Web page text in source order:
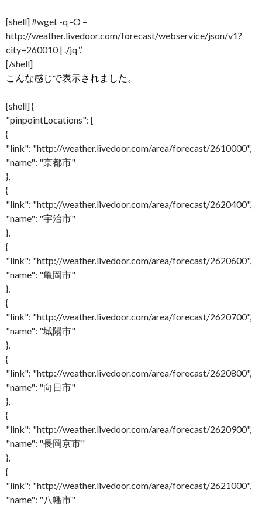
[shell] #wget -q -O –
http://weather.livedoor.com/forecast/webservice/json/v1?
city=260010 | ./jq ‘.’
[/shell]
こんな感じで表示されました。
[shell] {
"pinpointLocations": [
{
"link": "http://weather.livedoor.com/area/forecast/2610000",
"name": "京都市"
},
{
"link": "http://weather.livedoor.com/area/forecast/2620400",
"name": "宇治市"
},
{
"link": "http://weather.livedoor.com/area/forecast/2620600",
"name": "亀岡市"
},
{
"link": "http://weather.livedoor.com/area/forecast/2620700",
"name": "城陽市"
},
{
"link": "http://weather.livedoor.com/area/forecast/2620800",
"name": "向日市"
},
{
"link": "http://weather.livedoor.com/area/forecast/2620900",
"name": "長岡京市"
},
{
"link": "http://weather.livedoor.com/area/forecast/2621000",
"name": "八幡市"